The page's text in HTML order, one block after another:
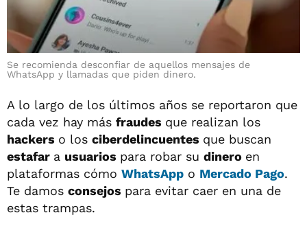
Se recomienda desconfiar de aquellos mensajes de
WhatsApp y llamadas que piden dinero.
A lo largo de los últimos años se reportaron que
cada vez hay más fraudes que realizan los
hackers o los ciberdelincuentes que buscan
estafar a usuarios para robar su dinero en
plataformas cómo WhatsApp o Mercado Pago.
Te damos consejos para evitar caer en una de
estas trampas.